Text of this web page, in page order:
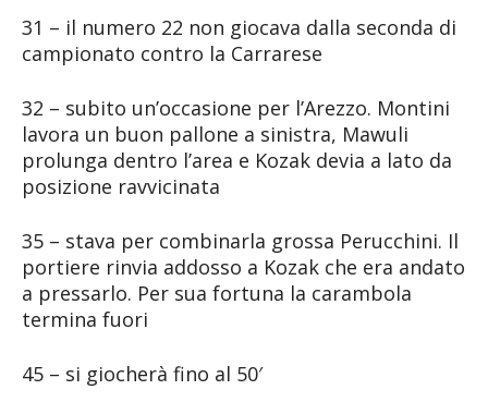
31 – il numero 22 non giocava dalla seconda di
campionato contro la Carrarese
32 – subito un’occasione per l’Arezzo. Montini
lavora un buon pallone a sinistra, Mawuli
prolunga dentro l’area e Kozak devia a lato da
posizione ravvicinata
35 – stava per combinarla grossa Perucchini. Il
portiere rinvia addosso a Kozak che era andato
a pressarlo. Per sua fortuna la carambola
termina fuori
45 – si giocherà fino al 50′